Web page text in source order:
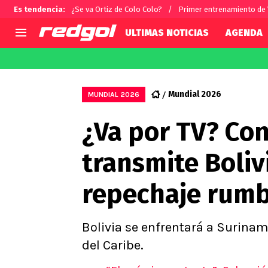
Es tendencia: ¿Se va Ortiz de Colo Colo? Primer entrenamiento de
Selección Chilena
U de Chile
U Católica
Campeonato Nacional
Primera B
Segunda División
Copa Chile
Supercopa Chile
Campeonato Femenino
Alexis
Carlos
ULTIMAS NOTICIAS AGENDA
MUNDIAL 2026 Mundial 2026
¿Va por TV?
transmite
repechaje
Bolivia se enfrentará a
del Caribe.